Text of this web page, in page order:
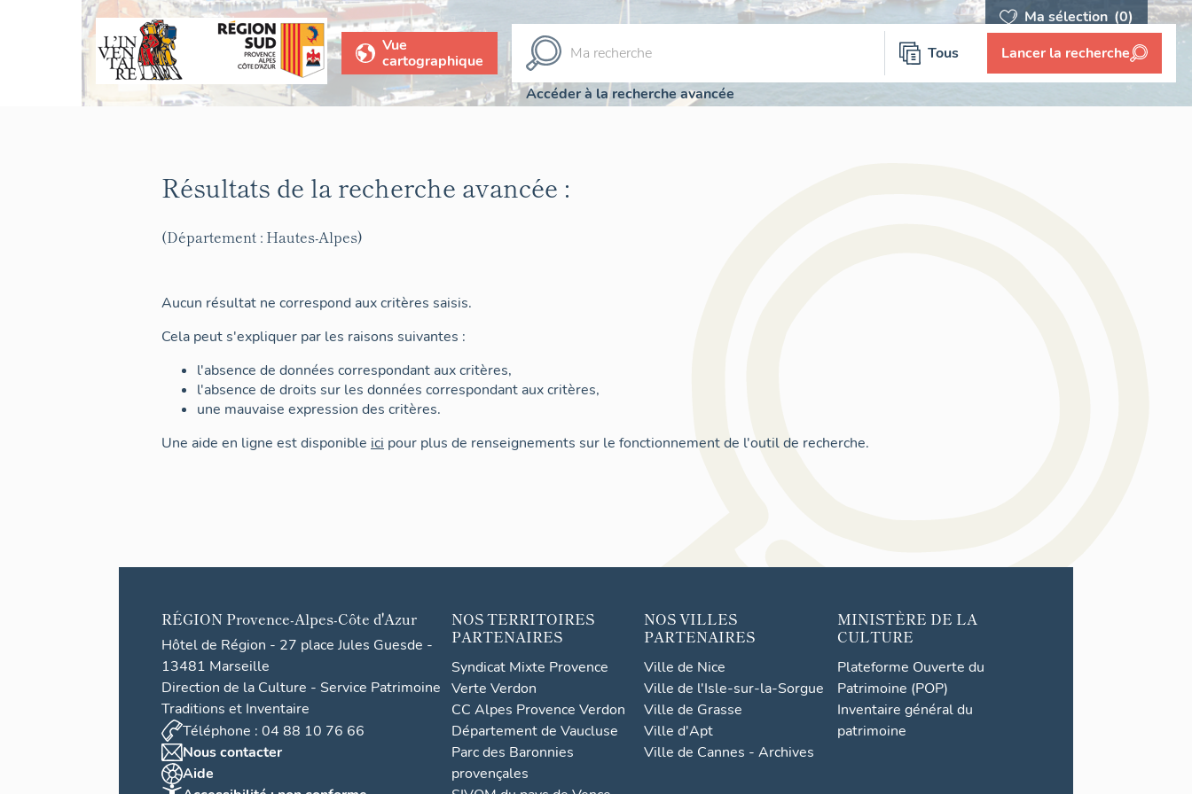
Ma sélection (0)
Vue
cartographique
Tous Lancer la recherche
Accéder à la recherche avancée
Résultats de la recherche avancée :
(Département : Hautes-Alpes)
Aucun résultat ne correspond aux critères saisis.
Cela peut s'expliquer par les raisons suivantes :
l'absence de données correspondant aux critères,
l'absence de droits sur les données correspondant aux critères,
une mauvaise expression des critères.
Une aide en ligne est disponible ici pour plus de renseignements sur le fonctionnement de l'outil de recherche.
RÉGION Provence-Alpes-Côte d'Azur
Hôtel de Région - 27 place Jules Guesde -
13481 Marseille
Direction de la Culture - Service Patrimoine
Traditions et Inventaire
Téléphone : 04 88 10 76 66
Nous contacter
Aide
NOS TERRITOIRES
PARTENAIRES
Syndicat Mixte Provence
Verte Verdon
CC Alpes Provence Verdon
Département de Vaucluse
Parc des Baronnies
provençales
NOS VILLES
PARTENAIRES
Ville de Nice
Ville de l'Isle-sur-la-Sorgue
Ville de Grasse
Ville d'Apt
Ville de Cannes - Archives
MINISTÈRE DE LA
CULTURE
Plateforme Ouverte du
Patrimoine (POP)
Inventaire général du
patrimoine